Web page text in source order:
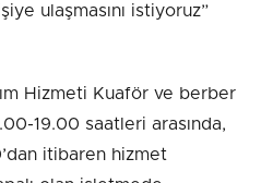
ulaşmasını istiyoruz”
Hizmeti Kuaför ve berber
19.00 saatleri arasında,
itibaren hizmet